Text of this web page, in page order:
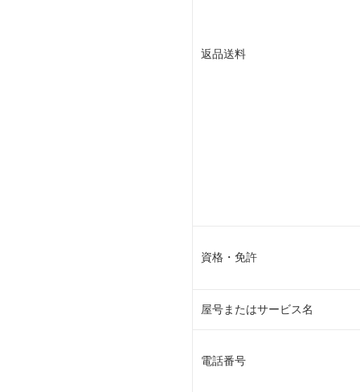
返品送料
資格・免許
屋号またはサービス名
電話番号